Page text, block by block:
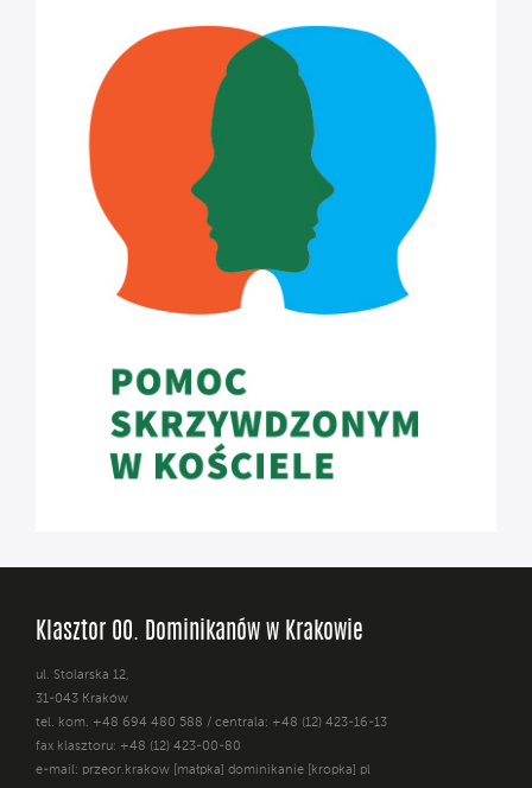
Klasztor OO. Dominikanów w Krakowie
ul. Stolarska 12,
31-043 Kraków
tel. kom. +48 694 480 588 / centrala: +48 (12) 423-16-13
fax klasztoru: +48 (12) 423-00-80
e-mail: przeor.krakow [małpka] dominikanie [kropka] pl